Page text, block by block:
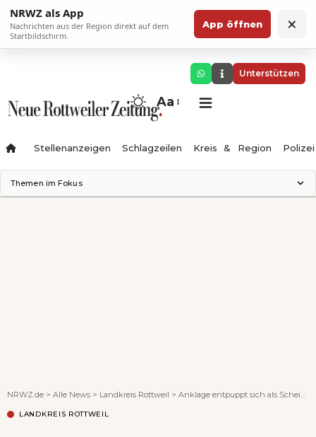
NRWZ als App
Nachrichten aus der Region direkt auf dem
Startbildschirm.
App öffnen ×
Unterstützen
Aa
Stellenanzeigen Schlagzeilen Kreis & Region Polizei
Themen im Fokus
NRWZ.de > Alle News > Landkreis Rottweil > Anklage entpuppt sich als Scheinriese
LANDKREIS ROTTWEIL